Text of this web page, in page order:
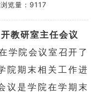
浏览量： 9117
教研室主任会议
学院会议室召开了
院期末相关工作进
议是学院在学期末